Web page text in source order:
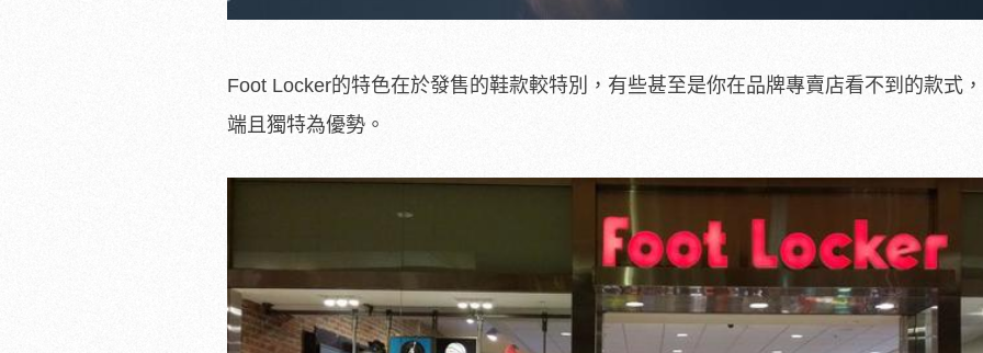
Foot Locker的特色在於發售的鞋款較特別，有些甚至是你在品牌專賣店看不到的款式
端且獨特為優勢。